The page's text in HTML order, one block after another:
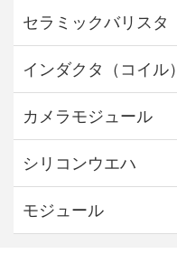
セラミックバリスタ
インダクタ（コイル）
カメラモジュール
シリコンウエハ
モジュール